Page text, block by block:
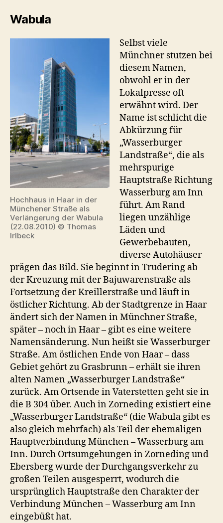
Wabula
Hochhaus in Haar in der
Münchener Straße als
Verlängerung der Wabula
(22.08.2010) © Thomas
Irlbeck
Selbst viele
Münchner stutzen bei
diesem Namen,
obwohl er in der
Lokalpresse oft
erwähnt wird. Der
Name ist schlicht die
Abkürzung für
„Wasserburger
Landstraße“, die als
mehrspurige
Hauptstraße Richtung
Wasserburg am Inn
führt. Am Rand
liegen unzählige
Läden und
Gewerbebauten,
diverse Autohäuser
prägen das Bild. Sie beginnt in Trudering ab
der Kreuzung mit der Bajuwarenstraße als
Fortsetzung der Kreillerstraße und läuft in
östlicher Richtung. Ab der Stadtgrenze in Haar
ändert sich der Namen in Münchner Straße,
später – noch in Haar – gibt es eine weitere
Namensänderung. Nun heißt sie Wasserburger
Straße. Am östlichen Ende von Haar – dass
Gebiet gehört zu Grasbrunn – erhält sie ihren
alten Namen „Wasserburger Landstraße“
zurück. Am Ortsende in Vaterstetten geht sie in
die B 304 über. Auch in Zorneding existiert eine
„Wasserburger Landstraße“ (die Wabula gibt es
also gleich mehrfach) als Teil der ehemaligen
Hauptverbindung München – Wasserburg am
Inn. Durch Ortsumgehungen in Zorneding und
Ebersberg wurde der Durchgangsverkehr zu
großen Teilen ausgesperrt, wodurch die
ursprünglich Hauptstraße den Charakter der
Verbindung München – Wasserburg am Inn
eingebüßt hat.